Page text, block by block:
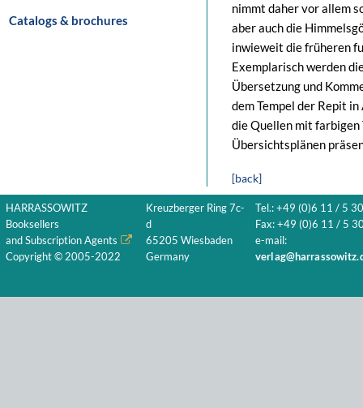
Catalogs & brochures
nimmt daher vor allem
aber auch die
inwieweit die früheren
Exemplarisch werden
Übersetzung und
dem Tempel der Repit
die Quellen mit farbigen
Übersichtsplänen
[back]
HARRASSOWITZ
Booksellers
and Subscription Agents
Copyright © 2005-2022
Kreuzberger Ring 7c-
d
65205 Wiesbaden
Germany
Tel.: +49 (0)6 11 / 5
Fax: +49 (0)6 11 / 5
e-mail: